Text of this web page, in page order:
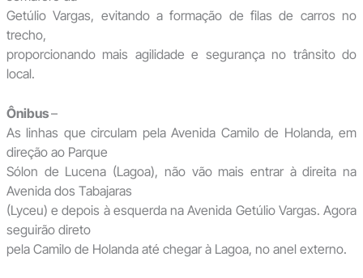
Getúlio Vargas, evitando a formação de filas de carros no
trecho,
proporcionando mais agilidade e segurança no trânsito do
local.
Ônibus–
As linhas que circulam pela Avenida Camilo de Holanda, em
direção ao Parque
Sólon de Lucena (Lagoa), não vão mais entrar à direita na
Avenida dos Tabajaras
(Lyceu) e depois à esquerda na Avenida Getúlio Vargas. Agora
seguirão direto
pela Camilo de Holanda até chegar à Lagoa, no anel externo.